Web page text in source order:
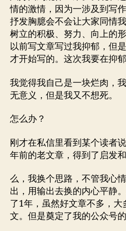
情的激情，因为一涉及到写
抒发胸臆会不会让大家同情
树立的积极、努力、向上的
以前写文章写过我抑郁，但
才开始写的。这次我要在抑
我觉得我自己是一块烂肉，
无意义，但是我又不想死。
怎么办？
刚才在私信里看到某个读者
年前的老文章，得到了启发
么，我换个思路，不管我心
出，用输出去换的内心平静
了1年，虽然好文章不多，
文。但是奠定了我的公众号的